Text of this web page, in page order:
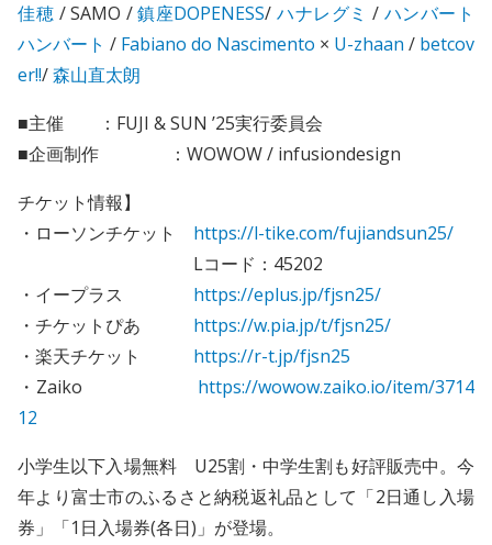
佳穂 / SAMO /鎮座DOPENESS/ ハナレグミ / ハンバート
ハンバート / Fabiano do Nascimento × U-zhaan / betcov
er!!/森山直太朗
■主催 ：FUJI & SUN ’25実行委員会
■企画制作 ：WOWOW / infusiondesign
チケット情報】
・ローソンチケット https://l-tike.com/fujiandsun25/
Lコード：45202
・イープラス https://eplus.jp/fjsn25/
・チケットぴあ https://w.pia.jp/t/fjsn25/
・楽天チケット https://r-t.jp/fjsn25
・Zaiko https://wowow.zaiko.io/item/3714
12
小学生以下入場無料 U25割・中学生割も好評販売中。今
年より富士市のふるさと納税返礼品として「2日通し入場
券」「1日入場券(各日)」が登場。